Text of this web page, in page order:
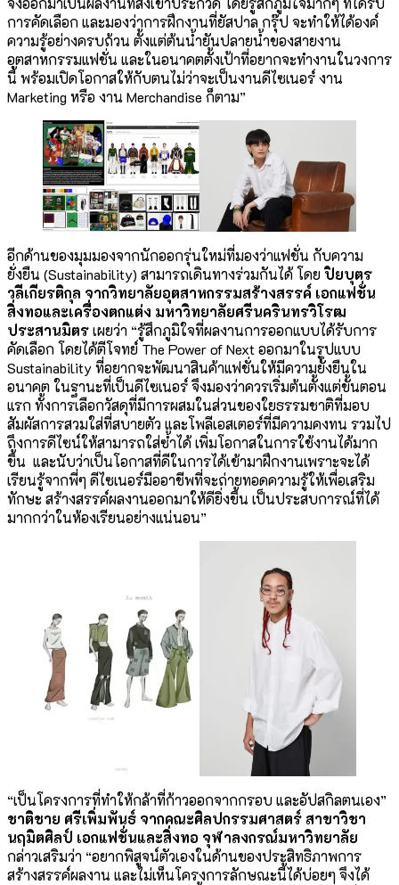
การคัดเลือก และมองว่าการฝึกงานที่ยัสปาล กรุ๊ป จะทำให้ได้องค์
ความรู้อย่างครบถ้วน ตั้งแต่ต้นน้ำยันปลายน้ำของสายงาน
อุตสาหกรรมแฟชั่น และในอนาคตตั้งเป้าที่อยากจะทำงานในวงการ
นี้ พร้อมเปิดโอกาสให้กับตนไม่ว่าจะเป็นงานดีไซเนอร์ งาน
Marketing หรือ งาน Merchandise ก็ตาม”
อีกด้านของมุมมองจากนักออกรุ่นใหม่ที่มองว่าแฟชั่น กับความ
ยั่งยืน (Sustainability) สามารถเดินทางร่วมกันได้ โดยปิยบุตร
วลีเกียรติกุล จากวิทยาลัยอุตสาหกรรมสร้างสรรค์ เอกแฟชั่น
สิ่งทอและเครื่องตกแต่ง มหาวิทยาลัยศรีนครินทรวิโรฒ
ประสานมิตรเผยว่า “รู้สึกภูมิใจที่ผลงานการออกแบบได้รับการ
คัดเลือก โดยได้ตีโจทย์ The Power of Next ออกมาในรูปแบบ
Sustainability ที่อยากจะพัฒนาสินค้าแฟชั่นให้มีความยั่งยืนใน
อนาคต ในฐานะที่เป็นดีไซเนอร์ จึงมองว่าควรเริ่มต้นตั้งแต่ขั้นตอน
แรก ทั้งการเลือกวัสดุที่มีการผสมในส่วนของใยธรรมชาติที่มอบ
สัมผัสการสวมใส่ที่สบายตัว และโพลีเอสเตอร์ที่มีความคงทน รวมไป
ถึงการดีไซน์ให้สามารถใส่ซ้ำได้ เพิ่มโอกาสในการใช้งานได้มาก
ขึ้น และนับว่าเป็นโอกาสที่ดีในการได้เข้ามาฝึกงานเพราะจะได้
เรียนรู้จากพี่ๆ ดีไซเนอร์มืออาชีพที่จะถ่ายทอดความรู้ให้เพื่อเสริม
ทักษะ สร้างสรรค์ผลงานออกมาให้ดียิ่งขึ้น เป็นประสบการณ์ที่ได้
มากกว่าในห้องเรียนอย่างแน่นอน”
“เป็นโครงการที่ทำให้กล้าที่ก้าวออกจากกรอบ และอัปสกิลตนเอง”
ชาติชาย ศรีเพิ่มพันธ์ จากคณะศิลปกรรมศาสตร์ สาขาวิชา
นฤมิตศิลป์ เอกแฟชั่นและสิ่งทอ จุฬาลงกรณ์มหาวิทยาลัย
กล่าวเสริมว่า “อยากพิสูจน์ตัวเองในด้านของประสิทธิภาพการ
สร้างสรรค์ผลงาน และไม่เห็นโครงการลักษณะนี้ได้บ่อยๆ จึงได้